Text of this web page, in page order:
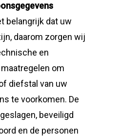
belangrijk dat uw
daarom zorgen wij
en
om
diefstal van uw
te voorkomen. De
beveiligd
en de personen